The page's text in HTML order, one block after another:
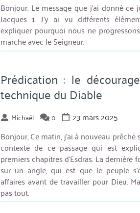
Bonjour. Le message que j’ai donné ce
Jacques 1. J’y ai vu différents
expliquer pourquoi nous ne
marche avec le Seigneur.
Prédication : le
technique du Diable
Michaël 0
23 mars 2025
Bonjour, Ce matin, j’ai à nouveau prêché
contexte de ce passage qui est
premiers chapitres d’Esdras. La dernière
sur un angle, qui est que le peuple
affaires avant de travailler pour Dieu.
pas tout.